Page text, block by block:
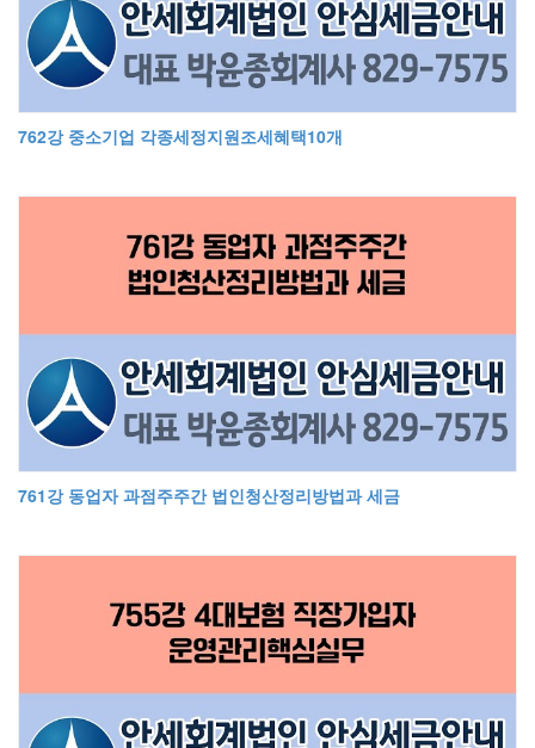
762강 중소기업 각종세정지원조세혜택10개
761강 동업자 과점주주간 법인청산정리방법과 세금